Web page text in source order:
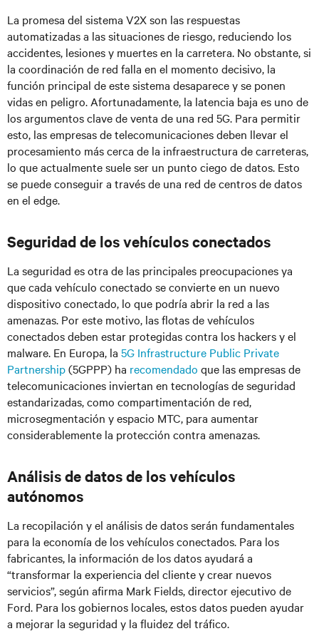
La promesa del sistema V2X son las respuestas
automatizadas a las situaciones de riesgo, reduciendo los
accidentes, lesiones y muertes en la carretera. No obstante, si
la coordinación de red falla en el momento decisivo, la
función principal de este sistema desaparece y se ponen
vidas en peligro. Afortunadamente, la latencia baja es uno de
los argumentos clave de venta de una red 5G. Para permitir
esto, las empresas de telecomunicaciones deben llevar el
procesamiento más cerca de la infraestructura de carreteras,
lo que actualmente suele ser un punto ciego de datos. Esto
se puede conseguir a través de una red de centros de datos
en el edge.
Seguridad de los vehículos conectados
La seguridad es otra de las principales preocupaciones ya
que cada vehículo conectado se convierte en un nuevo
dispositivo conectado, lo que podría abrir la red a las
amenazas. Por este motivo, las flotas de vehículos
conectados deben estar protegidas contra los hackers y el
malware. En Europa, la 5G Infrastructure Public Private
Partnership(5GPPP) ha recomendado que las empresas de
telecomunicaciones inviertan en tecnologías de seguridad
estandarizadas, como compartimentación de red,
microsegmentación y espacio MTC, para aumentar
considerablemente la protección contra amenazas.
Análisis de datos de los vehículos
autónomos
La recopilación y el análisis de datos serán fundamentales
para la economía de los vehículos conectados. Para los
fabricantes, la información de los datos ayudará a
“transformar la experiencia del cliente y crear nuevos
servicios”, según afirma Mark Fields, director ejecutivo de
Ford. Para los gobiernos locales, estos datos pueden ayudar
a mejorar la seguridad y la fluidez del tráfico.